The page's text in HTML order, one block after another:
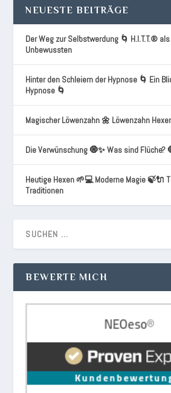
NEUESTE BEITRÄGE
Der Weg zur Selbstwerdung 🌀 H.I.T.T.®
Unbewussten
Hinter den Schleiern der Hypnose 🌀 Ein
Hypnose 🌀
Magischer Löwenzahn 🌼 Löwenzahn
Die Verwünschung 🧿✨ Was sind Flüche?
Heutige Hexen 🌱💻 Moderne Magie 🍃🔌
Traditionen
BEWERTE MICH